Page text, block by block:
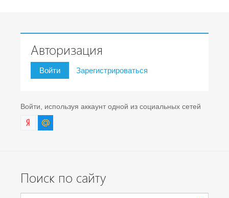
Авторизация
Войти Зарегистрироваться
Войти, используя аккаунт одной из социальных сетей
Поиск по сайту